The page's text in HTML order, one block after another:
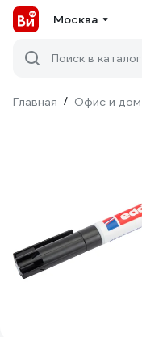
Москва
Поиск в
Главная / Офис и дом